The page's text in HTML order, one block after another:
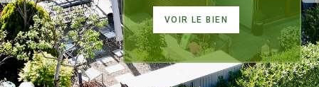
VOIR LE BIEN